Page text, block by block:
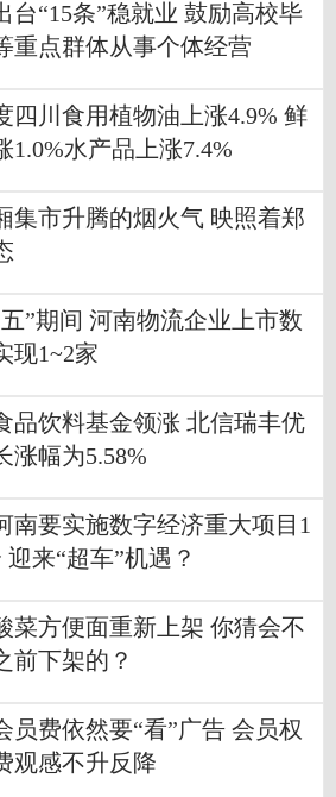
台“15条”稳就业 鼓励高校毕
重点群体从事个体经营
四川食用植物油上涨4.9% 鲜
1.0%水产品上涨7.4%
集市升腾的烟火气 映照着郑
”期间 河南物流企业上市数
现1~2家
品饮料基金领涨 北信瑞丰优
涨幅为5.58%
南要实施数字经济重大项目1
迎来“超车”机遇？
菜方便面重新上架 你猜会不
前下架的？
员费依然要“看”广告 会员权
观感不升反降